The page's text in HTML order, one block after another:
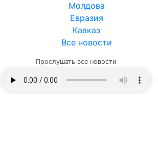
Молдова
Евразия
Кавказ
Все новости
Прослушать все новости